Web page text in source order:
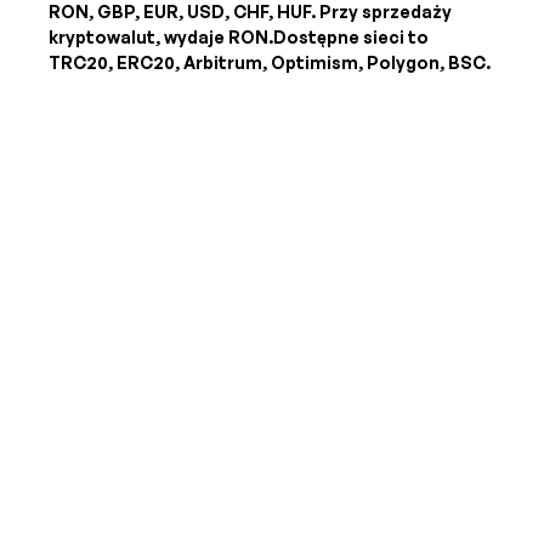
RON, GBP, EUR, USD, CHF, HUF. Przy sprzedaży
kryptowalut, wydaje RON.Dostępne sieci to
TRC20, ERC20, Arbitrum, Optimism, Polygon, BSC.